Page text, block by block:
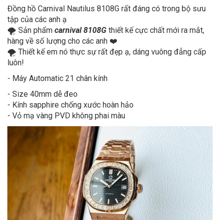
Đồng hồ Carnival Nautilus 8108G rất đáng có trong bộ sưu
tập của các anh ạ
🌪 Sản phẩm carnival 8108G thiết kế cực chất mới ra mắt,
hàng về số lượng cho các anh ❤️
🌪 Thiết kế em nó thực sự rất đẹp ạ, dáng vuông đẳng cấp
luôn!
- Máy Automatic 21 chân kính
- Size 40mm dễ đeo
- Kính sapphire chống xước hoàn hảo
- Vỏ mạ vàng PVD không phai màu